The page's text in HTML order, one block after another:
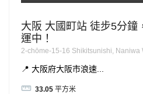
大阪 大國町站 徒步5分鐘
運中！
2-chōme-15-16 Shikitsunishi, Naniwa
📍 大阪府大阪市浪速...
33.05 平方米